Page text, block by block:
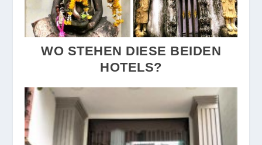
WO STEHEN DIESE BEIDEN
HOTELS?